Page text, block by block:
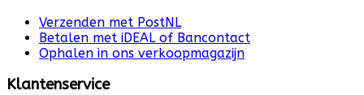
Verzenden met PostNL
Betalen met iDEAL of Bancontact
Ophalen in ons verkoopmagazijn
Klantenservice